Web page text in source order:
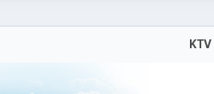
소를 확인해 보세요
KTV